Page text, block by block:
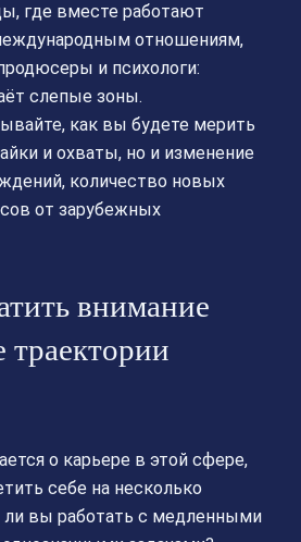
где вместе работают
отношениям,
и психологи:
слепые зоны.
как вы будете мерить
и охваты, но и изменение
количество новых
от зарубежных
внимание
о карьере в этой сфере,
себе на несколько
ли вы работать с медленными